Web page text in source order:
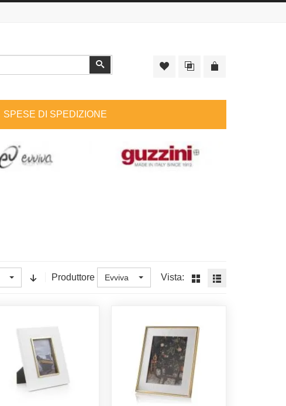
SPESE DI SPEDIZIONE
Produttore Evviva Vista: